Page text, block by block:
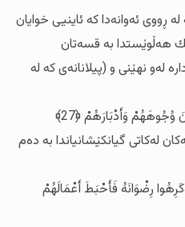
ئه‌وانه‌دا که‌ ئاینیی خوایان
هه‌ڵوێستدا به‌ قسه‌تان
له‌و نهێنی و (پیلانانه‌ی که‌ له‌
وَأَدْبَارَهُمْ ﴿27﴾
له‌کاتی گیانکێشانیاندا به‌ ده‌م
رِضْوَانَهُ فَأَحْبَطَ أَعْمَالَهُمْ